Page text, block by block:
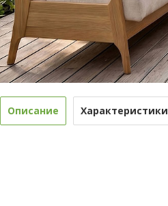
Описание Характеристики